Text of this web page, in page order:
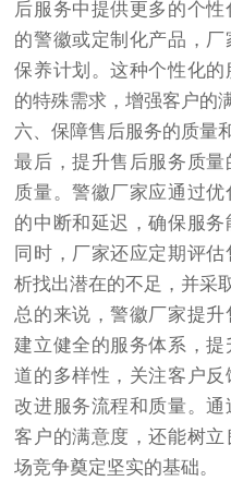
后服务中提供更多的个
的警徽或定制化产品，
保养计划。这种个性化
的特殊需求，增强客户的
六、保障售后服务的质量
最后，提升售后服务质
质量。警徽厂家应通过
的中断和延迟，确保服
同时，厂家还应定期评
析找出潜在的不足，并采
总的来说，警徽厂家提升
建立健全的服务体系，
道的多样性，关注客户
改进服务流程和质量。
客户的满意度，还能树
场竞争奠定坚实的基础。